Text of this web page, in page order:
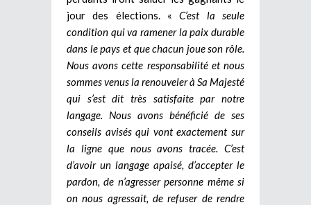
jour des élections. «C’est la seule
condition qui va ramener la paix durable
dans le pays et que chacun joue son rôle.
Nous avons cette responsabilité et nous
sommes venus la renouveler à Sa Majesté
qui s’est dit très satisfaite par notre
langage. Nous avons bénéficié de ses
conseils avisés qui vont exactement sur
la ligne que nous avons tracée. C’est
d’avoir un langage apaisé, d’accepter le
pardon, de n’agresser personne même si
on nous agressait, de refuser de rendre